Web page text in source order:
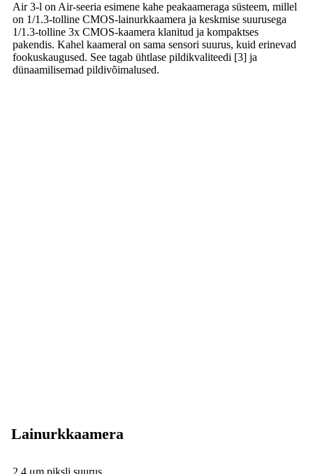
Air 3-l on Air-seeria esimene kahe peakaameraga süsteem, millel
on 1/1.3-tolline CMOS-lainurkkaamera ja keskmise suurusega
1/1.3-tolline 3x CMOS-kaamera klanitud ja kompaktses
pakendis. Kahel kaameral on sama sensori suurus, kuid erinevad
fookuskaugused. See tagab ühtlase pildikvaliteedi [3] ja
dünaamilisemad pildivõimalused.
Lainurkkaamera